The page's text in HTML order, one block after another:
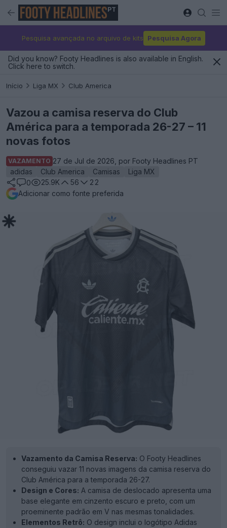
PT
Pesquisa avançada no arquivo de kits Pesquisa Agora
Did you know? Footy Headlines is also available in English.
Click here to switch.
Início Liga MX Club America
Vazou a camisa reserva do Club
América para a temporada 26-27 – 11
novas fotos
VAZAMENTO 27 de Jul de 2026, por Footy Headlines PT
adidas
Club America Camisas
Liga MX
0
25.9K 56
22
Adicionar como fonte preferida
Vazamento da Camisa Reserva: O Footy Headlines
conseguiu vazar 11 novas imagens da camisa reserva do
Club América para a temporada 26-27.
Design e Cores: A camisa de deslocado apresenta uma
base elegante em cinzento escuro e preto, com um
proeminente padrão em V nas mesmas tonalidades.
Elementos Retrô: O design inclui o logótipo Adidas